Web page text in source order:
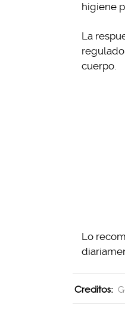
higiene
La
cuerpo.
Lo
Creditos: